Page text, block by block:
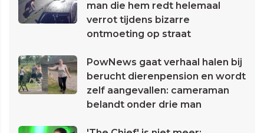
man die hem redt helemaal
verrot tijdens bizarre
ontmoeting op straat
PowNews gaat verhaal halen bij
berucht dierenpension en wordt
zelf aangevallen: cameraman
belandt onder drie man